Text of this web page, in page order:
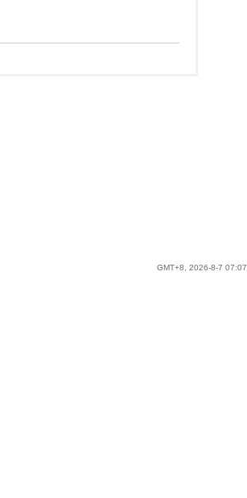
GMT+8, 2026-8-7 07:07